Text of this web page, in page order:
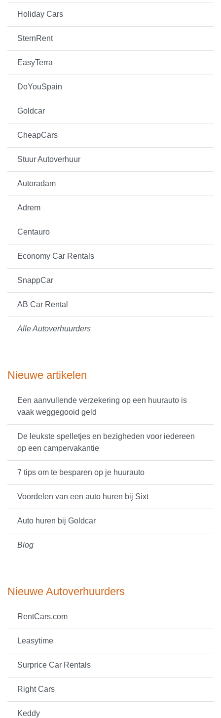
Holiday Cars
SternRent
EasyTerra
DoYouSpain
Goldcar
CheapCars
Stuur Autoverhuur
Autoradam
Adrem
Centauro
Economy Car Rentals
SnappCar
AB Car Rental
Alle Autoverhuurders
Nieuwe artikelen
Een aanvullende verzekering op een huurauto is
vaak weggegooid geld
De leukste spelletjes en bezigheden voor iedereen
op een campervakantie
7 tips om te besparen op je huurauto
Voordelen van een auto huren bij Sixt
Auto huren bij Goldcar
Blog
Nieuwe Autoverhuurders
RentCars.com
Leasytime
Surprice Car Rentals
Right Cars
Keddy